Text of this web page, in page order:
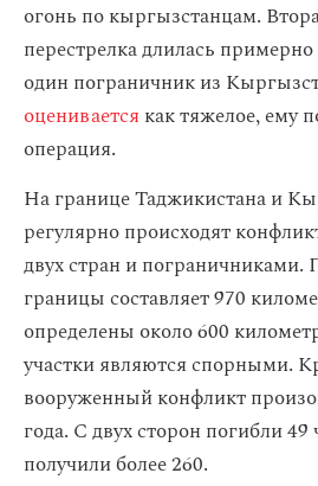
огонь по кыргызстанцам.
перестрелка длилась
один пограничник из
оценивается как тяжелое, ему
операция.
На границе Таджикистана и
регулярно происходят
двух стран и пограничниками.
границы составляет 970
определены около 600
участки являются спорными.
вооруженный конфликт
года. С двух сторон погибли 49
получили более 260.